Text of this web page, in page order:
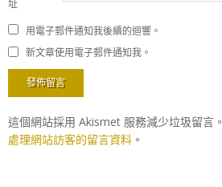
址
用電子郵件通知我後續的迴響。
新文章使用電子郵件通知我。
這個網站採用 Akismet 服務減少垃圾留言。
處理網站訪客的留言資料 。